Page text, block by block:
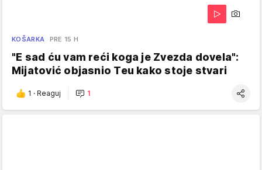
KOŠARKA PRE 15 H
"E sad ću vam reći koga je Zvezda dovela":
Mijatović objasnio Teu kako stoje stvari
1 · Reaguj 1